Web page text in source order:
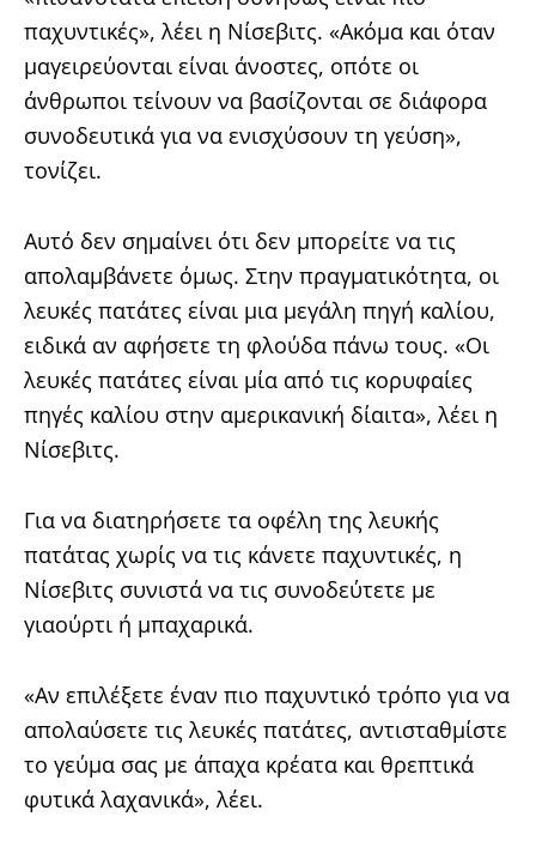
παχυντικές», λέει η Νίσεβιτς. «Ακόμα και όταν
μαγειρεύονται είναι άνοστες, οπότε οι
άνθρωποι τείνουν να βασίζονται σε διάφορα
συνοδευτικά για να ενισχύσουν τη γεύση»,
τονίζει.
Αυτό δεν σημαίνει ότι δεν μπορείτε να τις
απολαμβάνετε όμως. Στην πραγματικότητα, οι
λευκές πατάτες είναι μια μεγάλη πηγή καλίου,
ειδικά αν αφήσετε τη φλούδα πάνω τους. «Οι
λευκές πατάτες είναι μία από τις κορυφαίες
πηγές καλίου στην αμερικανική δίαιτα», λέει η
Νίσεβιτς.
Για να διατηρήσετε τα οφέλη της λευκής
πατάτας χωρίς να τις κάνετε παχυντικές, η
Νίσεβιτς συνιστά να τις συνοδεύτετε με
γιαούρτι ή μπαχαρικά.
«Αν επιλέξετε έναν πιο παχυντικό τρόπο για να
απολαύσετε τις λευκές πατάτες, αντισταθμίστε
το γεύμα σας με άπαχα κρέατα και θρεπτικά
φυτικά λαχανικά», λέει.